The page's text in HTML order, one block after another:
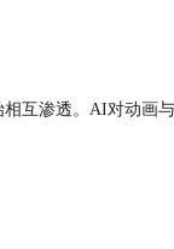
互渗透。AI对动画